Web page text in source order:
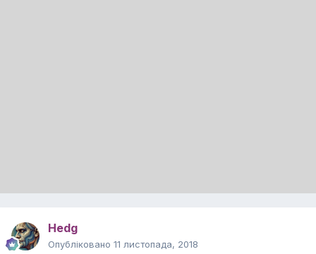
Hedg
Опубліковано 11 листопада, 2018